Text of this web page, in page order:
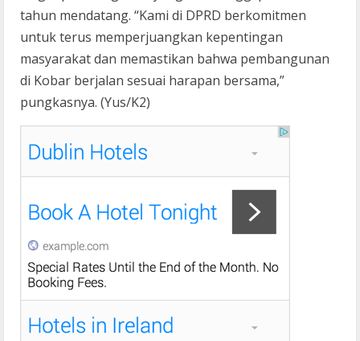
tahun mendatang. “Kami di DPRD berkomitmen
untuk terus memperjuangkan kepentingan
masyarakat dan memastikan bahwa pembangunan
di Kobar berjalan sesuai harapan bersama,”
pungkasnya. (Yus/K2)